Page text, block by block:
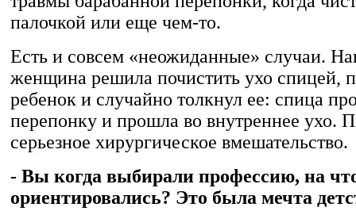
палочкой или еще чем-то.
Есть и совсем «неожиданные» случаи.
женщина решила почистить ухо спицей,
ребенок и случайно толкнул ее: спица
перепонку и прошла во внутреннее ухо.
серьезное хирургическое вмешательство.
- Вы когда выбирали профессию, на
ориентировались? Это была мечта